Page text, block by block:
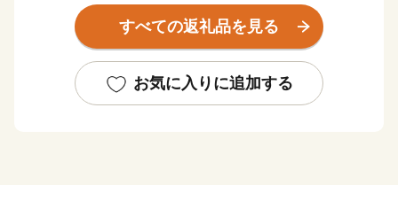
ちで、修学旅行など平和学習の場となっています。
レーや糸満大綱引をはじめ、ウシデーク、棒術、エイサ
ーなどの伝統行事が各字に息づき、また全国でも珍しい
すべての返礼品を見る
お気に入りに追加する